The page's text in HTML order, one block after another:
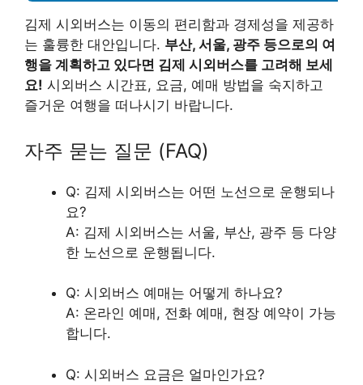
김제 시외버스는 이동의 편리함과 경제성을 제공하
는 훌륭한 대안입니다. 부산, 서울, 광주 등으로의 여
행을 계획하고 있다면 김제 시외버스를 고려해 보세
요! 시외버스 시간표, 요금, 예매 방법을 숙지하고
즐거운 여행을 떠나시기 바랍니다.
자주 묻는 질문 (FAQ)
Q: 김제 시외버스는 어떤 노선으로 운행되나
요?
A: 김제 시외버스는 서울, 부산, 광주 등 다양
한 노선으로 운행됩니다.
Q: 시외버스 예매는 어떻게 하나요?
A: 온라인 예매, 전화 예매, 현장 예약이 가능
합니다.
Q: 시외버스 요금은 얼마인가요?